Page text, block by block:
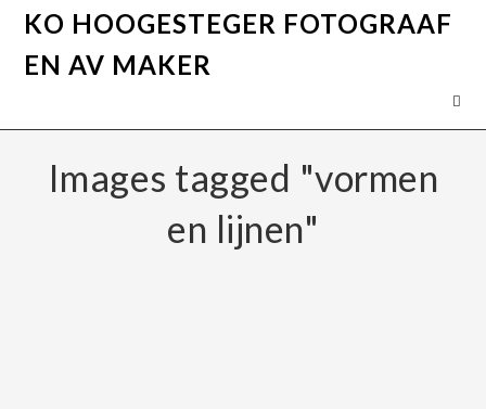
KO HOOGESTEGER FOTOGRAAF
EN AV MAKER
Images tagged "vormen
en lijnen"